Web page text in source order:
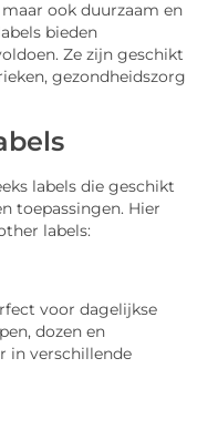
ook duurzaam en
bieden
Ze zijn geschikt
gezondheidszorg
labels die geschikt
toepassingen. Hier
labels:
voor dagelijkse
dozen en
in verschillende